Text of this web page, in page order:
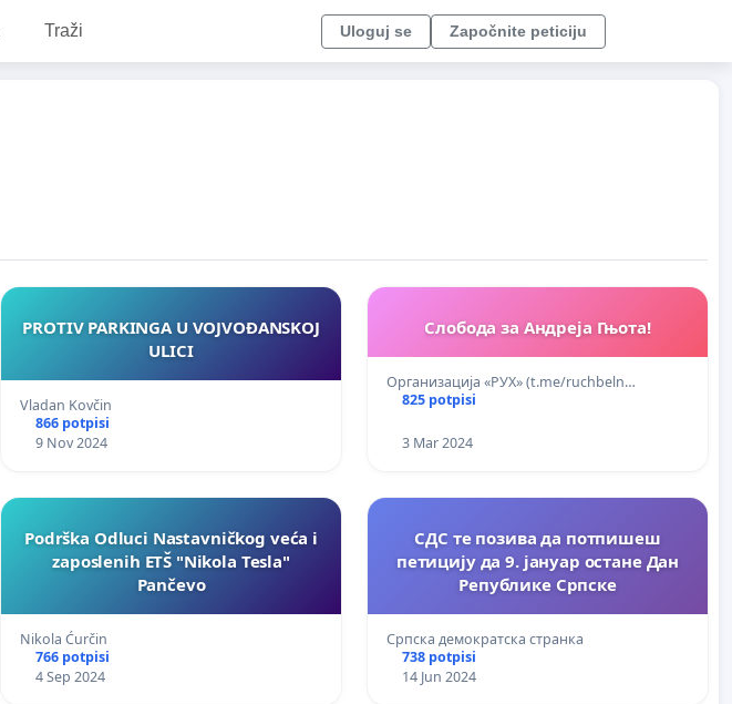
Traži Uloguj se Započnite peticiju
PROTIV PARKINGA U VOJVOĐANSKOJ
ULICI
Vladan Kovčin
866 potpisi
9 Nov 2024
Слобода за Андреjа Гњота!
Организациja «РУХ» (t.me/ruchbeln…
825 potpisi
3 Mar 2024
Podrška Odluci Nastavničkog veća i
zaposlenih ETŠ "Nikola Tesla"
Pančevo
Nikola Ćurčin
766 potpisi
4 Sep 2024
СДС те позива да потпишеш
петицију да 9. јануар остане Дан
Републике Српске
Српска демократска странка
738 potpisi
14 Jun 2024